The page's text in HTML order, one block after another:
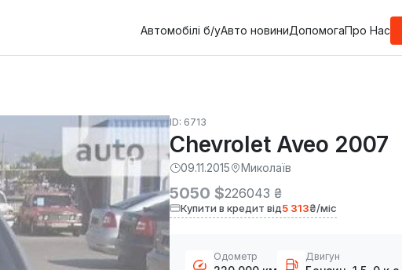
Автомобілі б/уАвто новиниДопомогаПро Нас
ID: 6713
Chevrolet Aveo 2007
09.11.2015 Миколаїв
5050 $226043 ₴
Купити в кредит від5 313₴/міс
Одометр Двигун